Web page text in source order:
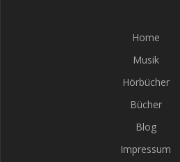
Home
Musik
Hörbücher
Bücher
Blog
Impressum